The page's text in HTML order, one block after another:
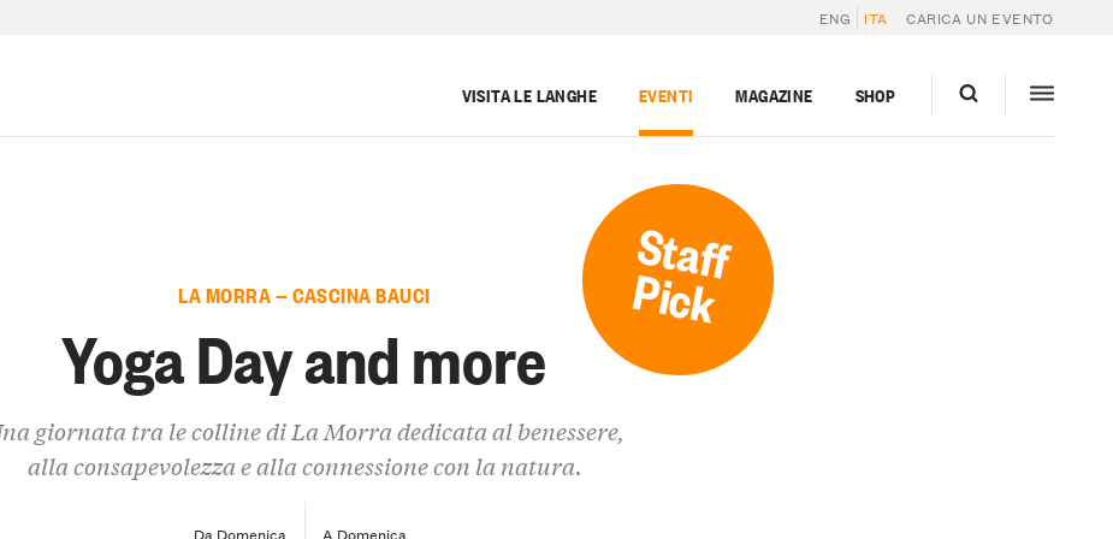
ENG ITA CARICA UN EVENTO
VISITA LE LANGHE EVENTI MAGAZINE SHOP
Staff
Pick
LA MORRA — CASCINA BAUCI
Yoga Day and more
giornata tra le colline di La Morra dedicata al benessere,
alla consapevolezza e alla connessione con la natura.
Da Domenica A Domenica